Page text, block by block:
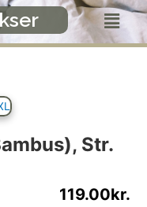
Menu
Str.
119.00kr.